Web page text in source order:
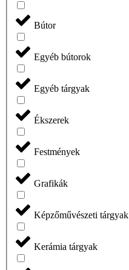
Bútor
Egyéb bútorok
Egyéb tárgyak
Ékszerek
Festmények
Grafikák
Képzőművészeti tárgyak
Kerámia tárgyak